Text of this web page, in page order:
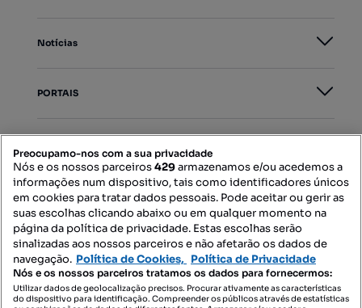
Notícias
PORTAIS
Contacte-nos
SIGA-NOS:
Preocupamo-nos com a sua privacidade
Nós e os nossos parceiros429armazenamos e/ou acedemos a
informações num dispositivo, tais como identificadores únicos
em cookies para tratar dados pessoais. Pode aceitar ou gerir as
suas escolhas clicando abaixo ou em qualquer momento na
página da política de privacidade. Estas escolhas serão
sinalizadas aos nossos parceiros e não afetarão os dados de
navegação. Política de Cookies, Política de Privacidade
Nós e os nossos parceiros tratamos os dados para fornecermos:
Utilizar dados de geolocalização precisos. Procurar ativamente as características
do dispositivo para identificação. Compreender os públicos através de estatísticas